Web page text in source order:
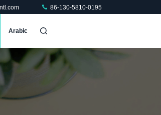
86-130-5810-0195
Arabic